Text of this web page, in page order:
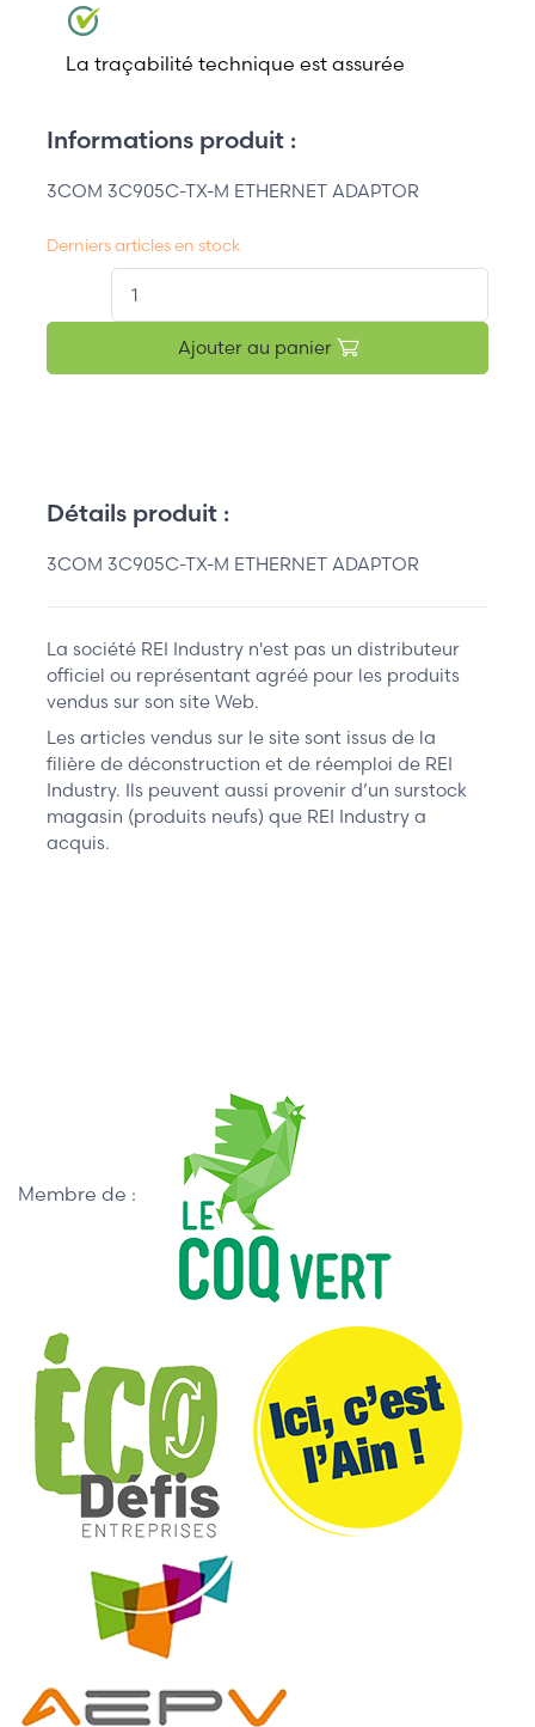
La traçabilité technique est assurée
Informations produit :
3COM 3C905C-TX-M ETHERNET ADAPTOR
Derniers articles en stock
Ajouter au panier
Détails produit :
3COM 3C905C-TX-M ETHERNET ADAPTOR
La société REI Industry n'est pas un distributeur
officiel ou représentant agréé pour les produits
vendus sur son site Web.
Les articles vendus sur le site sont issus de la
filière de déconstruction et de réemploi de REI
Industry. Ils peuvent aussi provenir d’un surstock
magasin (produits neufs) que REI Industry a
acquis.
Membre de :